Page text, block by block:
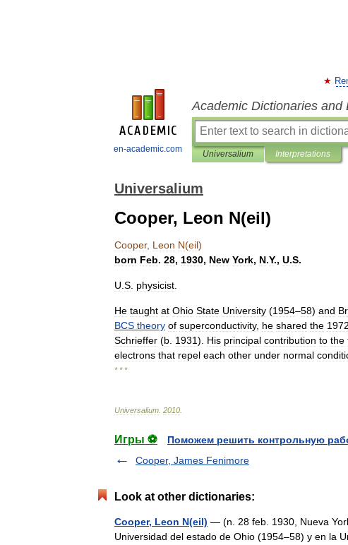
en-academic.com
Academic Dictionaries and
Universalium Interpretations
Universalium
Cooper, Leon N(eil)
Cooper, Leon N(eil)
born Feb. 28, 1930, New York, N.Y., U.S.
U S physicist
He taught at Ohio State University (1954–58) and
BCS theory of superconductivity, he shared the 1972
Schrieffer (b 1931). His principal contribution to the
electrons that repel each other under normal
* * *
Universalium 2010
Игры ⚽
Поможем решить контрольную
Cooper, James Fenimore
Look at other dictionaries:
Cooper, Leon N(eil) — (n. 28 feb. 1930, Nueva
Universidad del estado de Ohio (1954–58) y en la